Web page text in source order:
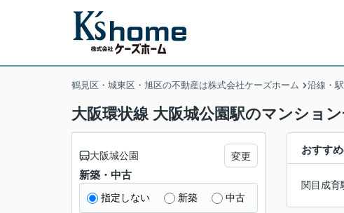
鶴見区・城東区・旭区の不動産は株式会社ケーズホーム 沿線・
大阪環状線 大阪城公園駅のマンショ
おすす
関目成育
大阪城公園 変更
新築・中古
指定しない 新築 中古